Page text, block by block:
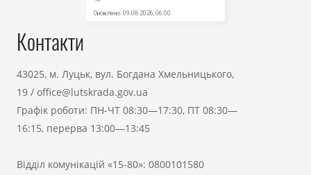
Контакти
43025, м. Луцьк, вул. Богдана Хмельницького,
19 / office@lutskrada.gov.ua
Графік роботи: ПН-ЧТ 08:30—17:30, ПТ 08:30—
16:15, перерва 13:00—13:45
Відділ комунікацій «15-80»: 0800101580